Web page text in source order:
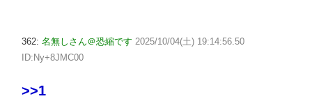
362: 名無しさん＠恐縮です 2025/10/04(土) 19:14:56.50
ID:Ny+8JMC00
>>1